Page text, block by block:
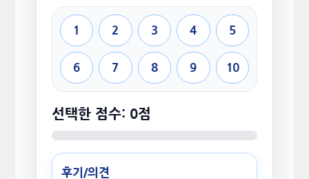
1 2 3 4 5
6 7 8 9 10
선택한 점수: 0점
후기/의견